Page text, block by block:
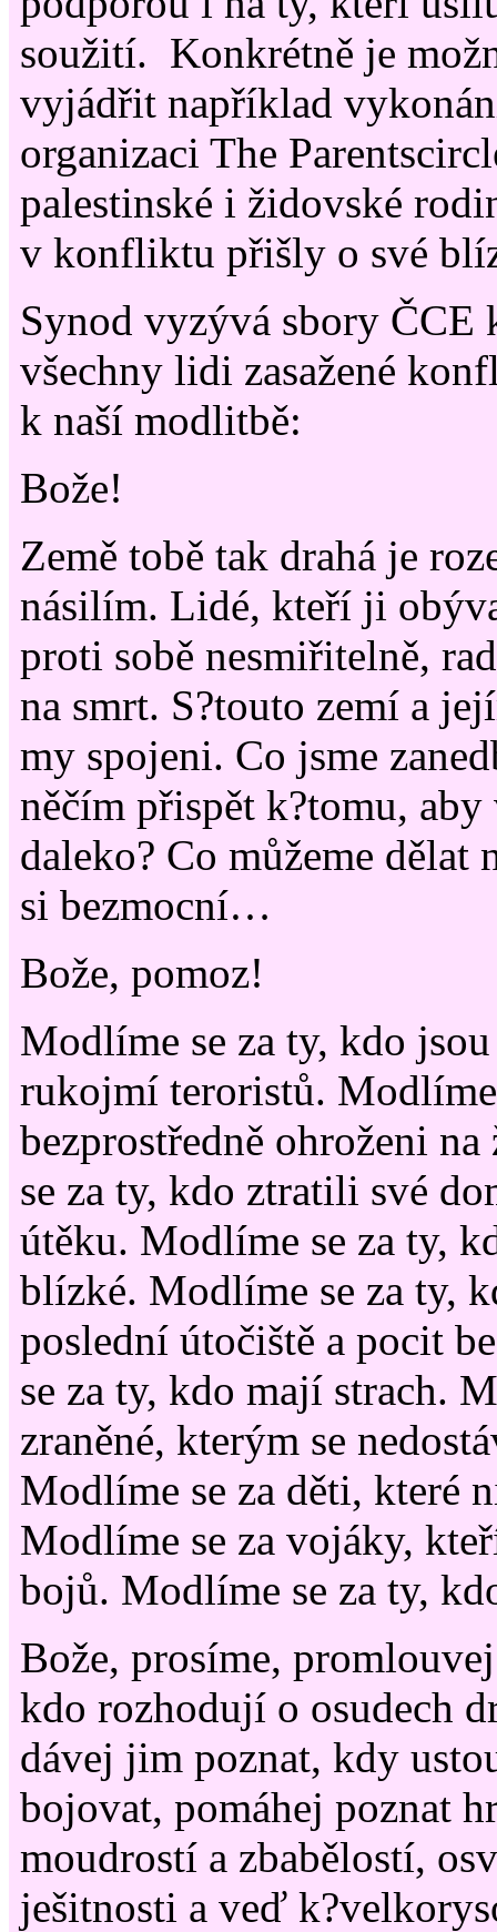
soužití. Konkrétně je
vyjádřit například
organizaci The
palestinské i židovské
v konfliktu přišly o své
Synod vyzývá sbory ČCE
všechny lidi zasažené
k naší modlitbě:
Bože!
Země tobě tak drahá je
násilím. Lidé, kteří ji
proti sobě nesmiřitelně,
na smrt. S?touto zemí a
my spojeni. Co jsme
něčím přispět k?tomu, aby
daleko? Co můžeme dělat
si bezmocní…
Bože, pomoz!
Modlíme se za ty, kdo
rukojmí teroristů.
bezprostředně ohroženi
se za ty, kdo ztratili své
útěku. Modlíme se za ty,
blízké. Modlíme se za ty,
poslední útočiště a pocit
se za ty, kdo mají strach.
zraněné, kterým se
Modlíme se za děti, které
Modlíme se za vojáky,
bojů. Modlíme se za ty,
Bože, prosíme,
kdo rozhodují o osudech
dávej jim poznat, kdy
bojovat, pomáhej poznat
moudrostí a zbabělostí,
ješitnosti a veď